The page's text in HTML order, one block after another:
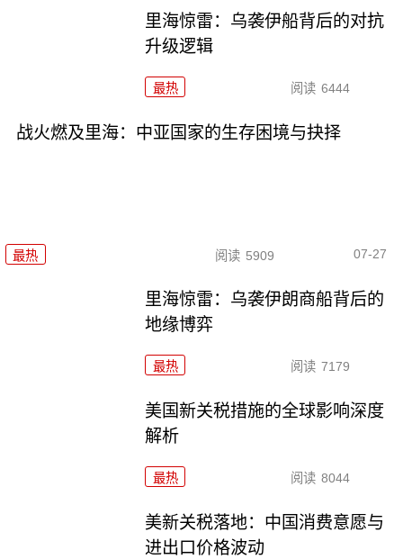
里海惊雷：乌袭伊船背后的对抗
升级逻辑
最热 阅读 6444
战火燃及里海：中亚国家的生存困境与抉择
最热 阅读 5909 07-27
里海惊雷：乌袭伊朗商船背后的
地缘博弈
最热 阅读 7179
美国新关税措施的全球影响深度
解析
最热 阅读 8044
美新关税落地：中国消费意愿与
进出口价格波动